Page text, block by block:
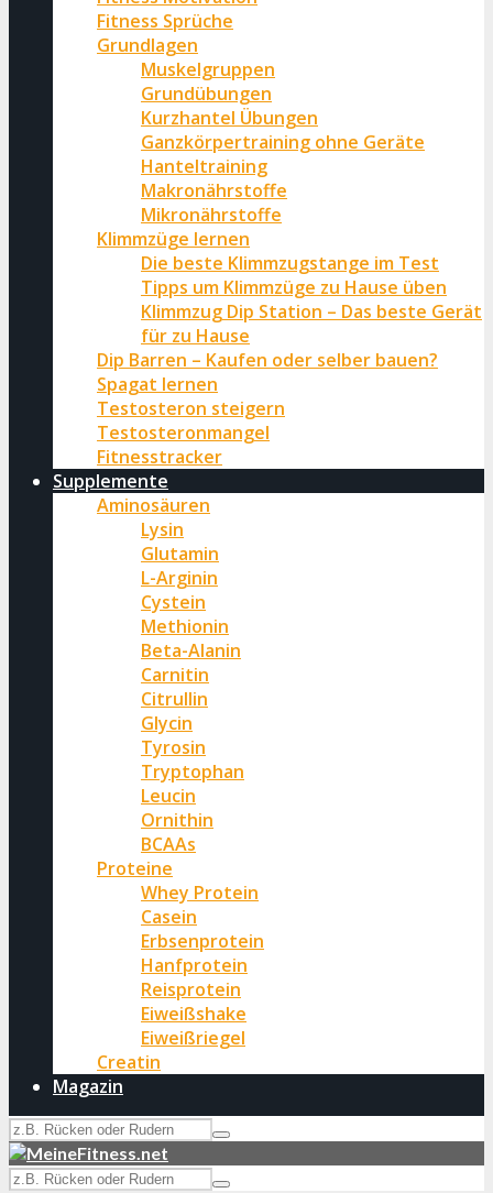
Fitness Sprüche
Grundlagen
Muskelgruppen
Grundübungen
Kurzhantel Übungen
Ganzkörpertraining ohne Geräte
Hanteltraining
Makronährstoffe
Mikronährstoffe
Klimmzüge lernen
Die beste Klimmzugstange im Test
Tipps um Klimmzüge zu Hause üben
Klimmzug Dip Station – Das beste Gerät
für zu Hause
Dip Barren – Kaufen oder selber bauen?
Spagat lernen
Testosteron steigern
Testosteronmangel
Fitnesstracker
Supplemente
Aminosäuren
Lysin
Glutamin
L-Arginin
Cystein
Methionin
Beta-Alanin
Carnitin
Citrullin
Glycin
Tyrosin
Tryptophan
Leucin
Ornithin
BCAAs
Proteine
Whey Protein
Casein
Erbsenprotein
Hanfprotein
Reisprotein
Eiweißshake
Eiweißriegel
Creatin
Magazin